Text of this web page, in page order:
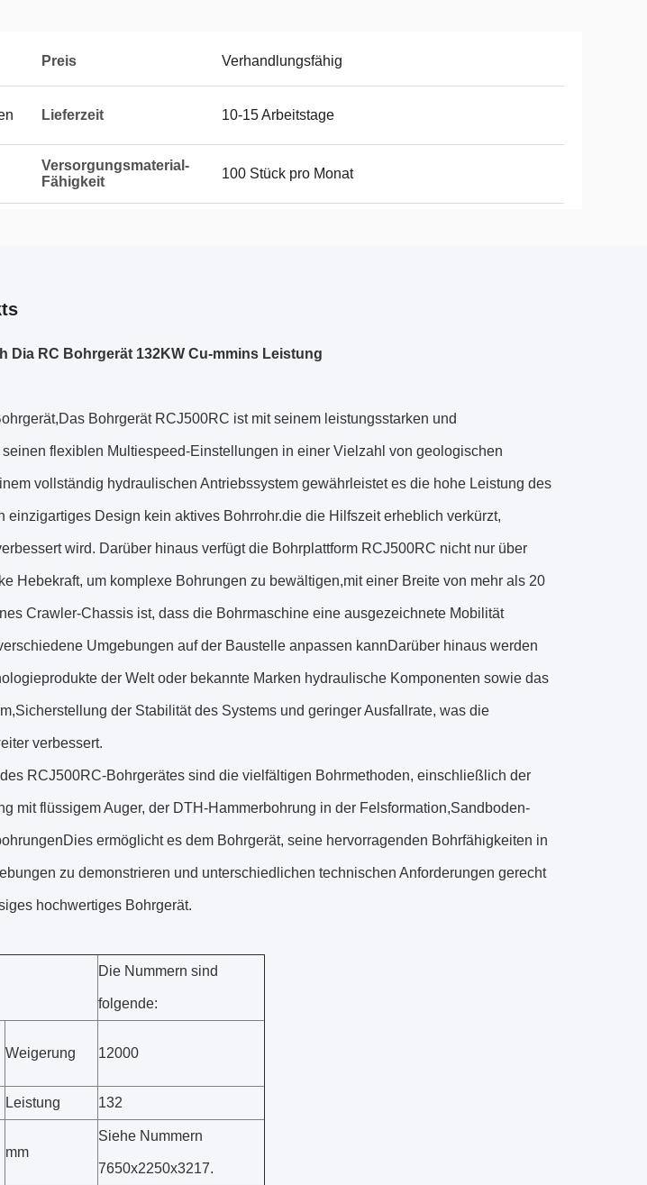
Preis Verhandlungsfähig
Lieferzeit 10-15 Arbeitstage
Versorgungsmaterial-
Fähigkeit
100 Stück pro Monat
Dia RC Bohrgerät 132KW Cu-mmins Leistung
Bohrgerät RCJ500RC ist mit seinem leistungsstarken und
flexiblen Multiespeed-Einstellungen in einer Vielzahl von geologischen
vollständig hydraulischen Antriebssystem gewährleistet es die hohe Leistung des
einzigartiges Design kein aktives Bohrrohr.die die Hilfszeit erheblich verkürzt,
wird. Darüber hinaus verfügt die Bohrplattform RCJ500RC nicht nur über
Hebekraft, um komplexe Bohrungen zu bewältigen,mit einer Breite von mehr als 20
Crawler-Chassis ist, dass die Bohrmaschine eine ausgezeichnete Mobilität
Umgebungen auf der Baustelle anpassen kannDarüber hinaus werden
der Welt oder bekannte Marken hydraulische Komponenten sowie das
der Stabilität des Systems und geringer Ausfallrate, was die
verbessert.
RCJ500RC-Bohrgerätes sind die vielfältigen Bohrmethoden, einschließlich der
mit flüssigem Auger, der DTH-Hammerbohrung in der Felsformation,Sandboden-
ermöglicht es dem Bohrgerät, seine hervorragenden Bohrfähigkeiten in
zu demonstrieren und unterschiedlichen technischen Anforderungen gerecht
hochwertiges Bohrgerät.
Die Nummern sind
folgende:
Weigerung 12000
Leistung 132
mm
Siehe Nummern
7650x2250x3217.